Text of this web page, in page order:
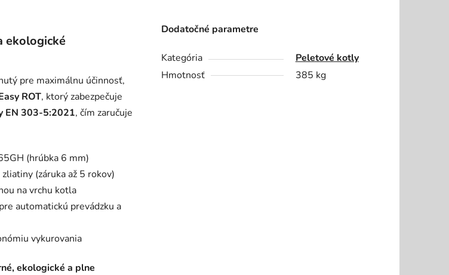
ekologické
pre maximálnu účinnosť,
ROT, ktorý zabezpečuje
EN 303-5:2021, čím zaručuje
(hrúbka 6 mm)
(záruka až 5 rokov)
na vrchu kotla
pre automatickú prevádzku a
vykurovania
ekologické a plne
Dodatočné parametre
Kategória
Peletové kotly
Hmotnosť
385 kg